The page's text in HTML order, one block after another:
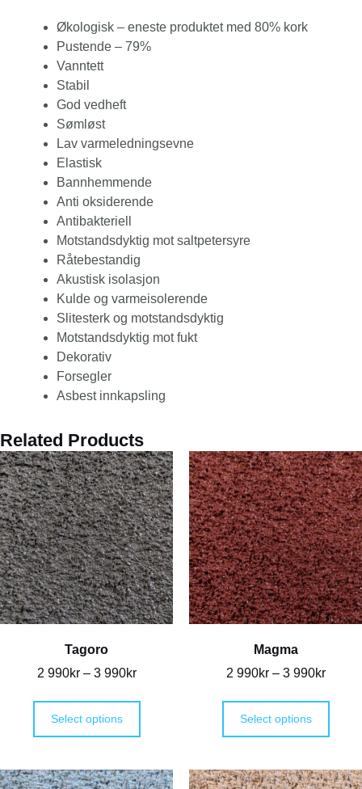
Økologisk – eneste produktet med 80% kork
Pustende – 79%
Vanntett
Stabil
God vedheft
Sømløst
Lav varmeledningsevne
Elastisk
Bannhemmende
Anti oksiderende
Antibakteriell
Motstandsdyktig mot saltpetersyre
Råtebestandig
Akustisk isolasjon
Kulde og varmeisolerende
Slitesterk og motstandsdyktig
Motstandsdyktig mot fukt
Dekorativ
Forsegler
Asbest innkapsling
Related Products
Tagoro
2 990kr – 3 990kr
Select options
Magma
2 990kr – 3 990kr
Select options